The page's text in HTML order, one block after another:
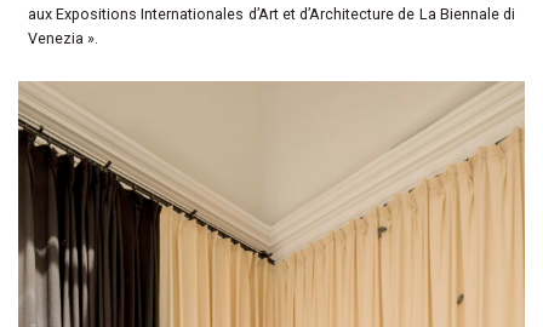
aux Expositions Internationales d’Art et d’Architecture de La Biennale di
Venezia ».